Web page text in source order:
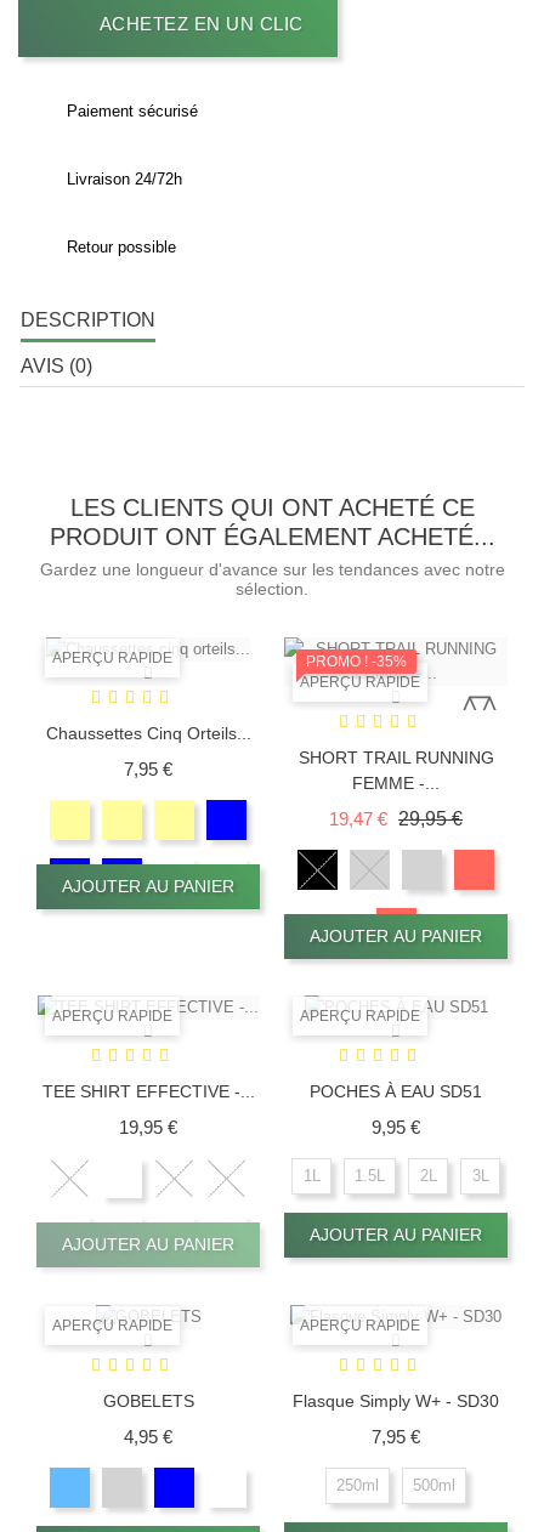
ACHETEZ EN UN CLIC
Paiement sécurisé
Livraison 24/72h
Retour possible
DESCRIPTION
AVIS (0)
LES CLIENTS QUI ONT ACHETÉ CE
PRODUIT ONT ÉGALEMENT ACHETÉ...
Gardez une longueur d'avance sur les tendances avec notre
sélection.
APERÇU RAPIDE
Chaussettes Cinq Orteils...
7,95 €Prix
AJOUTER AU PANIER
APERÇU RAPIDE
PROMO ! -35%
SHORT TRAIL RUNNING
FEMME -...
19,47 € Prix de base
29,95 €Prix
AJOUTER AU PANIER
APERÇU RAPIDE
TEE SHIRT EFFECTIVE -...
19,95 €Prix
AJOUTER AU PANIER
APERÇU RAPIDE
POCHES À EAU SD51
9,95 €Prix
1L 1.5L 2L 3L
AJOUTER AU PANIER
APERÇU RAPIDE
GOBELETS
4,95 €Prix
APERÇU RAPIDE
Flasque Simply W+ - SD30
7,95 €Prix
250ml 500ml